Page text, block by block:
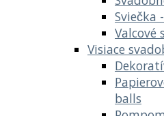
Sviečka
Valcové
Visiace
balls